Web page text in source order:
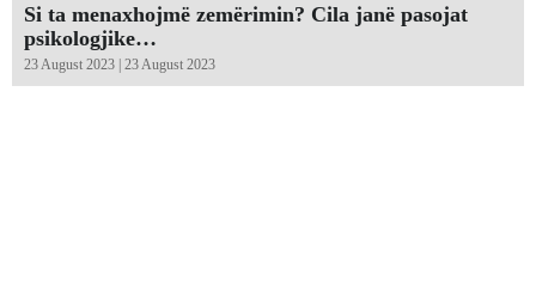
Si ta menaxhojmë zemërimin? Cila janë pasojat
psikologjike…
23 August 2023 | 23 August 2023